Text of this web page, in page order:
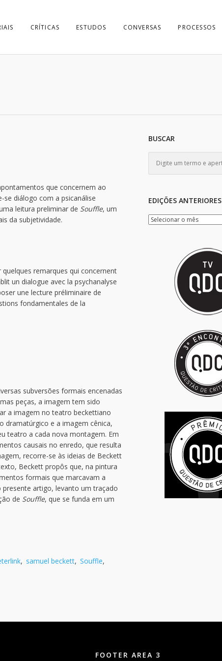
CRÍTICAS ESTUDOS CONVERSAS PROCESSOS
que concernem ao
diálogo com a psicanálise
leitura preliminar de Souffle, um
da subjetividade.
remarques qui concernent
un dialogue avec la psychanalyse
une lecture préliminaire de
fondamentales de la
subversões formais encenadas
peças, a imagem tem sido
a imagem no teatro beckettiano
dramatúrgico e a imagem cênica,
teatro a cada nova montagem. Em
causais no enredo, que resulta
recorre-se às ideias de Beckett
Beckett propôs que, na pintura
formais que marcavam a
presente artigo, levanto um traçado
de Souffle, que se funda em um
, samuel beckett, Souffle,
BUSCAR
EDIÇÕES ANTERIORES
FOOTER AREA 3